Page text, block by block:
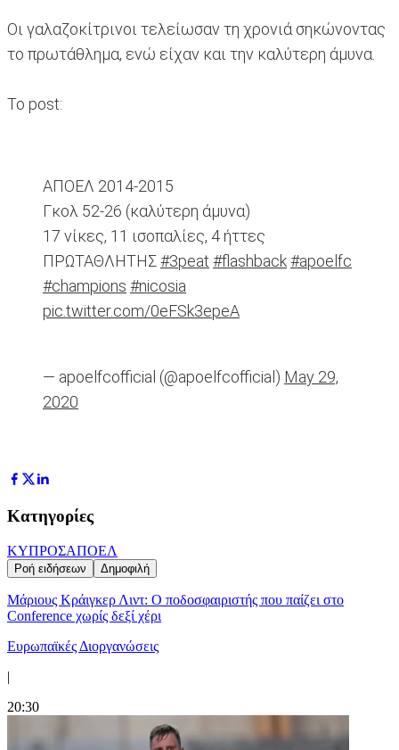
Οι γαλαζοκίτρινοι τελείωσαν τη χρονιά σηκώνοντας
το πρωτάθλημα, ενώ είχαν και την καλύτερη άμυνα.
Το post:
ΑΠΟΕΛ 2014-2015
Γκολ 52-26 (καλύτερη άμυνα)
17 νίκες, 11 ισοπαλίες, 4 ήττες
ΠΡΩΤΑΘΛΗΤΗΣ#3peat #flashback#apoelfc
#champions #nicosia
pic.twitter.com/0eFSk3epeA
— apoelfcofficial (@apoelfcofficial) May 29,
2020
Κατηγορίες
ΚΥΠΡΟΣΑΠΟΕΛ
Ροή ειδήσεων Δημοφιλή
Μάριους Κράιγκερ Λιντ: Ο ποδοσφαιριστής που παίζει στο
Conference χωρίς δεξί χέρι
Ευρωπαϊκές Διοργανώσεις
|
20:30